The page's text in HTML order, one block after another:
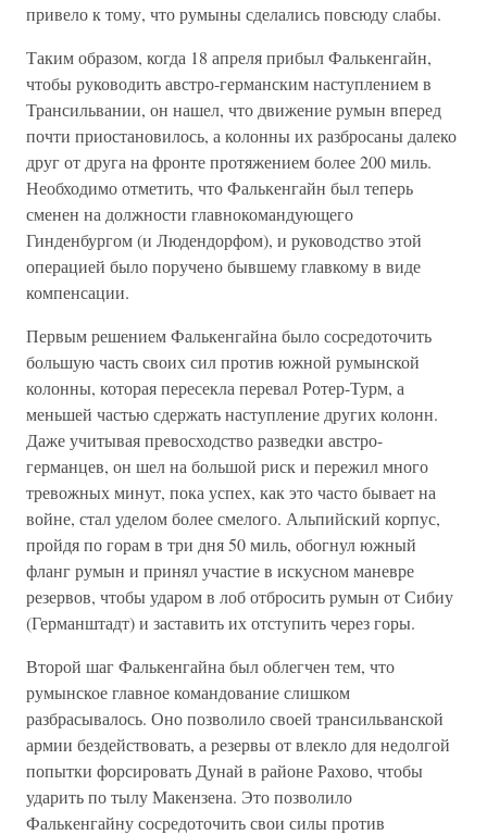
привело к тому, что румыны сделались повсюду слабы.
Таким образом, когда 18 апреля прибыл Фалькенгайн,
чтобы руководить австро-германским наступлением в
Трансильвании, он нашел, что движение румын вперед
почти приостановилось, а колонны их разбросаны далеко
друг от друга на фронте протяжением более 200 миль.
Необходимо отметить, что Фалькенгайн был теперь
сменен на должности главнокомандующего
Гинденбургом (и Людендорфом), и руководство этой
операцией было поручено бывшему главкому в виде
компенсации.
Первым решением Фалькенгайна было сосредоточить
большую часть своих сил против южной румынской
колонны, которая пересекла перевал Ротер-Турм, а
меньшей частью сдержать наступление других колонн.
Даже учитывая превосходство разведки австро-
германцев, он шел на большой риск и пережил много
тревожных минут, пока успех, как это часто бывает на
войне, стал уделом более смелого. Альпийский корпус,
пройдя по горам в три дня 50 миль, обогнул южный
фланг румын и принял участие в искусном маневре
резервов, чтобы ударом в лоб отбросить румын от Сибиу
(Германштадт) и заставить их отступить через горы.
Второй шаг Фалькенгайна был облегчен тем, что
румынское главное командование слишком
разбрасывалось. Оно позволило своей трансильванской
армии бездействовать, а резервы от влекло для недолгой
попытки форсировать Дунай в районе Рахово, чтобы
ударить по тылу Макензена. Это позволило
Фалькенгайну сосредоточить свои силы против